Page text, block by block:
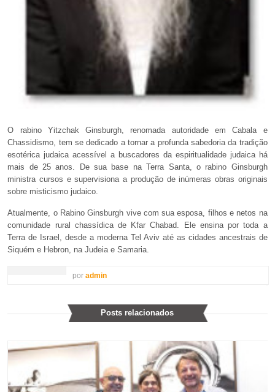
O rabino Yitzchak Ginsburgh, renomada autoridade em Cabala e
Chassidismo, tem se dedicado a tornar a profunda sabedoria da tradição
esotérica judaica acessível a buscadores da espiritualidade judaica há
mais de 25 anos. De sua base na Terra Santa, o rabino Ginsburgh
ministra cursos e supervisiona a produção de inúmeras obras originais
sobre misticismo judaico.
Atualmente, o Rabino Ginsburgh vive com sua esposa, filhos e netos na
comunidade rural chassídica de Kfar Chabad. Ele ensina por toda a
Terra de Israel, desde a moderna Tel Aviv até as cidades ancestrais de
Siquém e Hebron, na Judeia e Samaria.
poradmin
Posts relacionados